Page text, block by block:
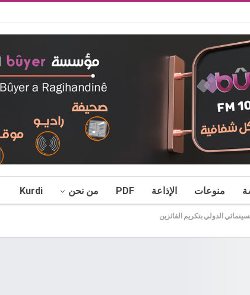
منوعات الإذاعة PDF من نحن Kurdi
الدولي بتكريم الفائزين